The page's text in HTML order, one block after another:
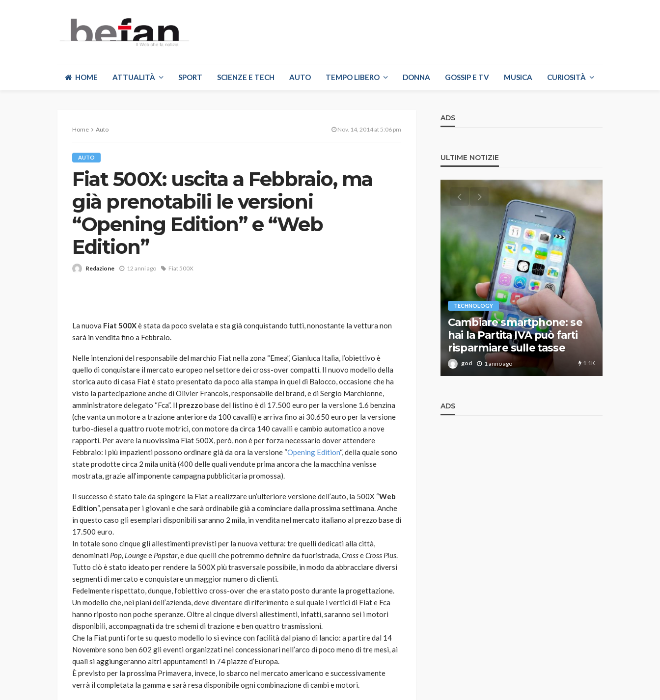
HOME ATTUALITÀ SPORT SCIENZE E TECH AUTO TEMPO LIBERO DONNA GOSSIP E TV MUSICA CURIOSITÀ
Home Auto Nov. 14, 2014 at 5:06 pm
AUTO
Fiat 500X: uscita a Febbraio, ma
già prenotabili le versioni
“Opening Edition” e “Web
Edition”
Redazione 12 anni ago Fiat 500X
La nuova Fiat 500Xè stata da poco svelata e sta già conquistando tutti, nonostante la vettura non
sarà in vendita fino a Febbraio.
Nelle intenzioni del responsabile del marchio Fiat nella zona “Emea”, Gianluca Italia, l’obiettivo è
quello di conquistare il mercato europeo nel settore dei cross-over compatti. Il nuovo modello della
storica auto di casa Fiat è stato presentato da poco alla stampa in quel di Balocco, occasione che ha
visto la partecipazione anche di Olivier Francois, responsabile del brand, e di Sergio Marchionne,
amministratore delegato “Fca”. Il prezzobase del listino è di 17.500 euro per la versione 1.6 benzina
(che vanta un motore a trazione anteriore da 100 cavalli) e arriva fino ai 30.650 euro per la versione
turbo-diesel a quattro ruote motrici, con motore da circa 140 cavalli e cambio automatico a nove
rapporti. Per avere la nuovissima Fiat 500X, però, non è per forza necessario dover attendere
Febbraio: i più impazienti possono ordinare già da ora la versione “Opening Edition“, della quale sono
state prodotte circa 2 mila unità (400 delle quali vendute prima ancora che la macchina venisse
mostrata, grazie all’imponente campagna pubblicitaria promossa).
Il successo è stato tale da spingere la Fiat a realizzare un’ulteriore versione dell’auto, la 500X “Web
Edition“, pensata per i giovani e che sarà ordinabile già a cominciare dalla prossima settimana. Anche
in questo caso gli esemplari disponibili saranno 2 mila, in vendita nel mercato italiano al prezzo base di
17.500 euro.
In totale sono cinque gli allestimenti previsti per la nuova vettura: tre quelli dedicati alla città,
denominati Pop, Loungee Popstar, e due quelli che potremmo definire da fuoristrada,CrosseCross Plus.
Tutto ciò è stato ideato per rendere la 500X più trasversale possibile, in modo da abbracciare diversi
segmenti di mercato e conquistare un maggior numero di clienti.
Fedelmente rispettato, dunque, l’obiettivo cross-over che era stato posto durante la progettazione.
Un modello che, nei piani dell’azienda, deve diventare di riferimento e sul quale i vertici di Fiat e Fca
hanno riposto non poche speranze. Oltre ai cinque diversi allestimenti, infatti, saranno sei i motori
disponibili, accompagnati da tre schemi di trazione e ben quattro trasmissioni.
Che la Fiat punti forte su questo modello lo si evince con facilità dal piano di lancio: a partire dal 14
Novembre sono ben 602 gli eventi organizzati nei concessionari nell’arco di poco meno di tre mesi, ai
quali si aggiungeranno altri appuntamenti in 74 piazze d’Europa.
È previsto per la prossima Primavera, invece, lo sbarco nel mercato americano e successivamente
verrà il completata la gamma e sarà resa disponibile ogni combinazione di cambi e motori.
ADS
ULTIME NOTIZIE
Robot tagliaerba: quale
god 1 anno ago 784
passione per
god 9 mesi ago
TECHNOLOGY
Cambiare smartphone: se
hai la Partita IVA può farti
risparmiare sulle tasse
god 1 anno ago 1.1K
ADS